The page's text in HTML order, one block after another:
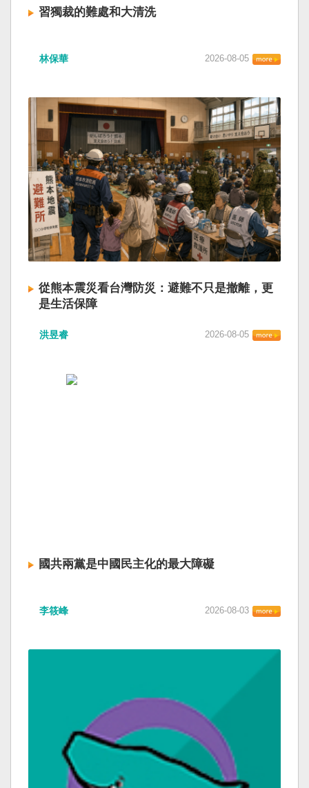
習獨裁的難處和大清洗
林保華 2026-08-05
從熊本震災看台灣防災：避難不只是撤離，更
是生活保障
洪昱睿 2026-08-05
國共兩黨是中國民主化的最大障礙
李筱峰 2026-08-03